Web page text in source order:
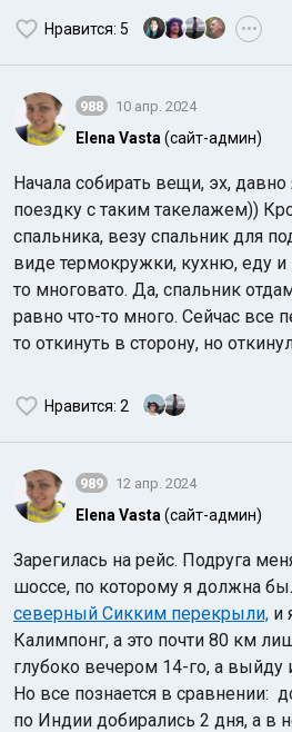
Нравится: 5 •••
988 10 апр. 2024
Elena Vasta (сайт-админ)
Начала собирать вещи, эх, давно
поездку с таким такелажем))
спальника, везу спальник для
виде термокружки, кухню, еду и
то многовато. Да, спальник
равно что-то много. Сейчас все
то откинуть в сторону, но
Нравится: 2
989 12 апр. 2024
Elena Vasta (сайт-админ)
Зарегилась на рейс. Подруга
шоссе, по которому я должна
северный Сикким перекрыли, и
Калимпонг, а это почти 80 км
глубоко вечером 14-го, а выйду
Но все познается в сравнении:
по Индии добирались 2 дня, а в